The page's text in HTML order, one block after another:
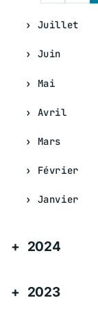
Juillet
Juin
Mai
Avril
Mars
Février
Janvier
2024
2023